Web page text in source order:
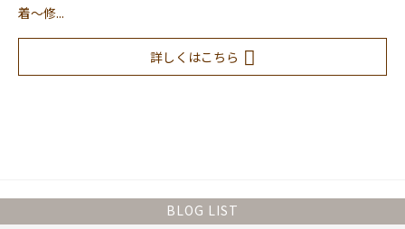
着～修...
詳しくはこちら
BLOG LIST